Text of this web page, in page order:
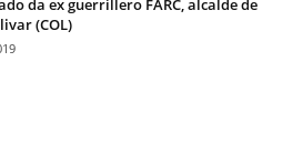
(COL)